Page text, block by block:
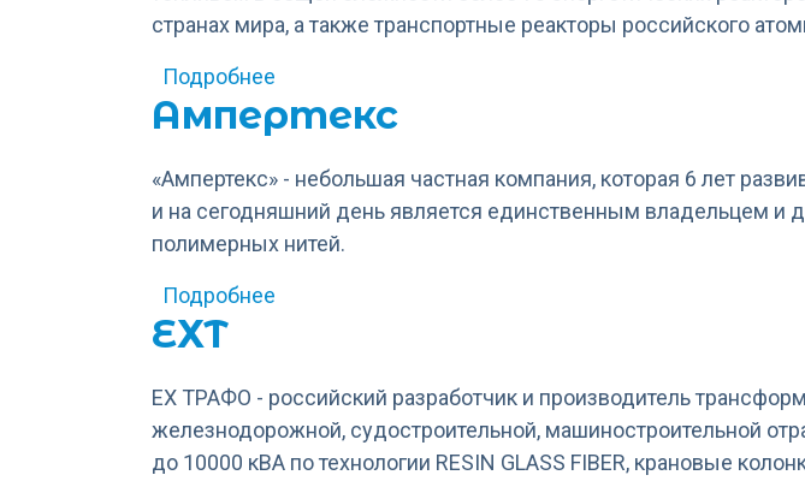
странах мира, а также транспортные реакторы российского
Подробнее
Ампертекс
«Ампертекс» - небольшая частная компания, которая 6 лет
и на сегодняшний день является единственным владельцем и
полимерных нитей.
Подробнее
ЕХТ
ЕХ ТРАФО - российский разработчик и производитель
железнодорожной, судостроительной, машиностроительной
до 10000 кВА по технологии RESIN GLASS FIBER, крановые